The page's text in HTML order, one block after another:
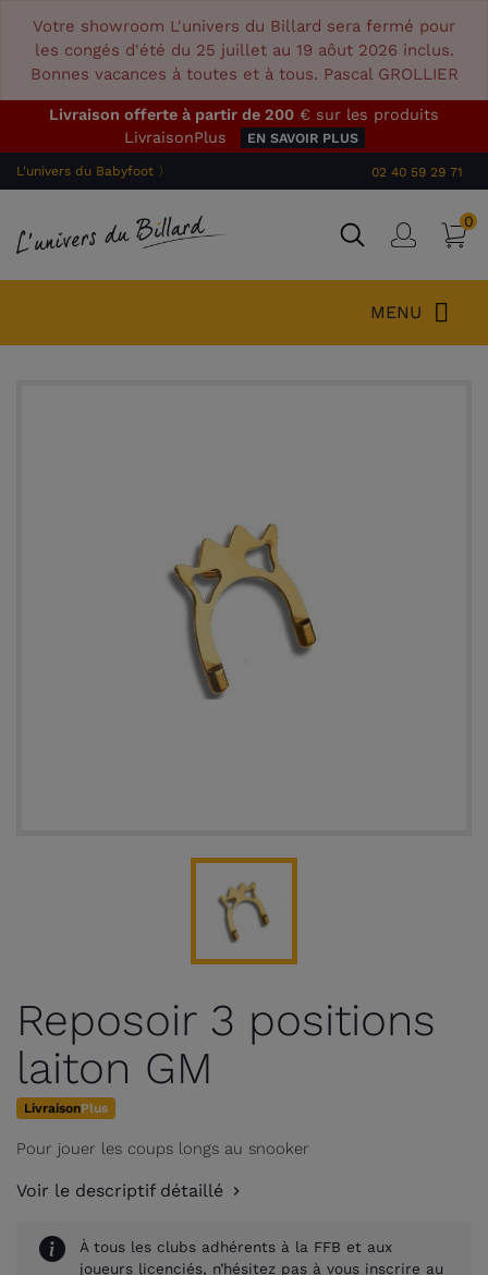
Votre showroom L'univers du Billard sera fermé pour
les congés d'été du 25 juillet au 19 aôut 2026 inclus.
Bonnes vacances à toutes et à tous. Pascal GROLLIER
Livraison offerte à partir de 200 € sur les produits
LivraisonPlus
EN SAVOIR PLUS
L'univers du Babyfoot 〉 02 40 59 29 71
0
MENU
Reposoir 3 positions
laiton GM
LivraisonPlus
Pour jouer les coups longs au snooker
Voir le descriptif détaillé
À tous les clubs adhérents à la FFB et aux
joueurs licenciés, n’hésitez pas à vous inscrire au